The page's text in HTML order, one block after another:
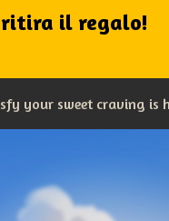
ritira il regalo!
your sweet craving is